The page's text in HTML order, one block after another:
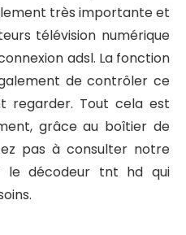
très importante et
télévision numérique
adsl. La fonction
de contrôler ce
regarder. Tout cela est
grâce au boîtier de
pas à consulter notre
le décodeur tnt hd qui